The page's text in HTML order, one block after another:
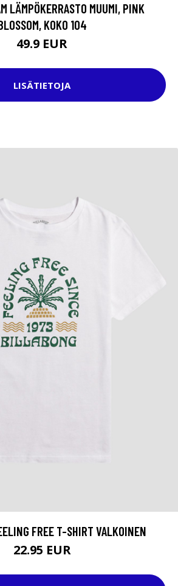
LÄMPÖKERRASTO MUUMI, PINK
KOKO 104
49.9 EUR
LISÄTIETOJA
FREE T-SHIRT VALKOINEN
22.95 EUR